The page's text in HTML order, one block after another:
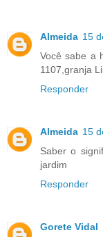
Almeida 15
Você sabe a
1107,granja
Responder
Almeida 15
Saber o
jardim
Responder
Gorete Vidal